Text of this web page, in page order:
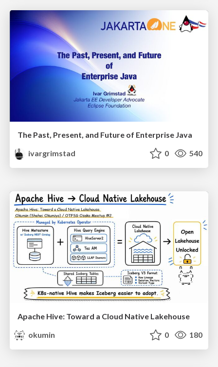
The Past, Present, and Future of Enterprise Java
ivargrimstad
0 540
Apache Hive: Toward a Cloud Native Lakehouse
okumin
0 180